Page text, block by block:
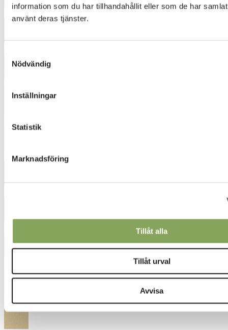
information som du har tillhandahållit eller som de har
använt deras tjänster.
Nödvändig
Inställningar
Statistik
Marknadsföring
Tillåt alla
Tillåt urval
Avvisa
6021